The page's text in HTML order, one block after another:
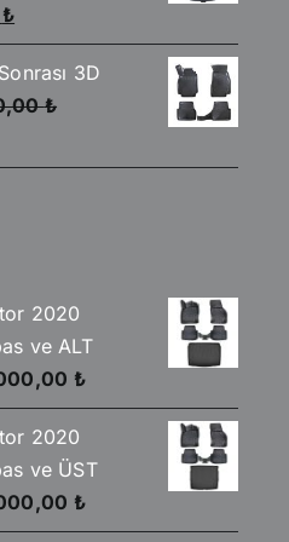
₺Şu
andaki
fiyat:
2.199,00 ₺.
3D
₺
2020
ve ALT
₺
2020
ve ÜST
₺